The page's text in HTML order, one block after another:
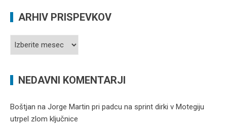
ARHIV PRISPEVKOV
Arhiv
NEDAVNI KOMENTARJI
Boštjan na Jorge Martin pri padcu na sprint dirki v Motegiju
utrpel zlom ključnice